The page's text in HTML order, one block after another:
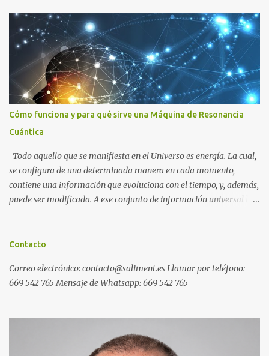
o
s
Cómo funciona y para qué sirve una Máquina de Resonancia
Cuántica
Todo aquello que se manifiesta en el Universo es energía. La cual,
se configura de una determinada manera en cada momento,
contiene una información que evoluciona con el tiempo, y, además,
puede ser modificada. A ese conjunto de información universal lo
pensamos en alguien que hace tiempo que no vemos y, de repente,
deseamos algo con intensidad y, contra toda probabilidad, termina
materializándose. O cuando experimentamos a diario una
puede recoger información del campo cuántico y modificarla a
Contacto
Correo electrónico: contacto@saliment.es Llamar por teléfono:
669 542 765 Mensaje de Whatsapp: 669 542 765